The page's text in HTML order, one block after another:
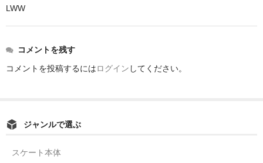
LWW
コメントを残す
コメントを投稿するにはログイン してください。
ジャンルで選ぶ
スケート本体